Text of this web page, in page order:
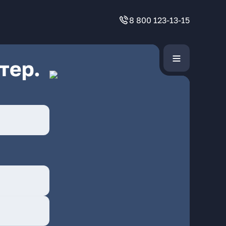
8 800 123-13-15